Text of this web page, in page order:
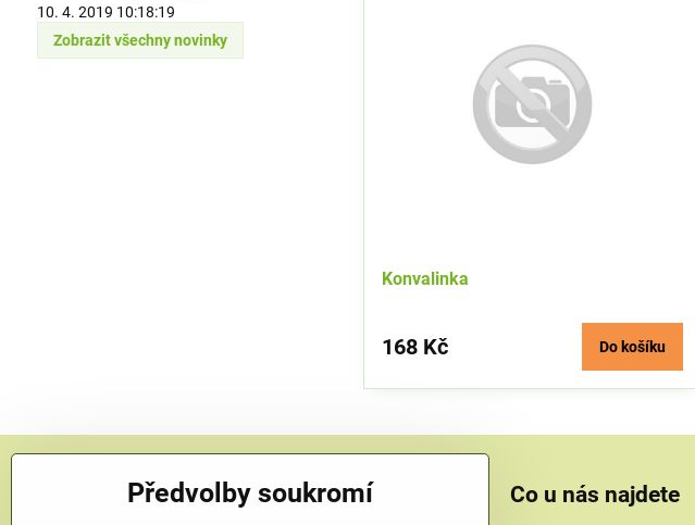
Konvalinka
168 Kč Do košíku
10. 4. 2019 10:18:19
Zobrazit všechny novinky
KONTAKT Co u nás najdete
Předvolby soukromí